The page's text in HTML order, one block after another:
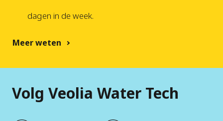
dagen in de week.
Meer weten
Volg Veolia Water Tech